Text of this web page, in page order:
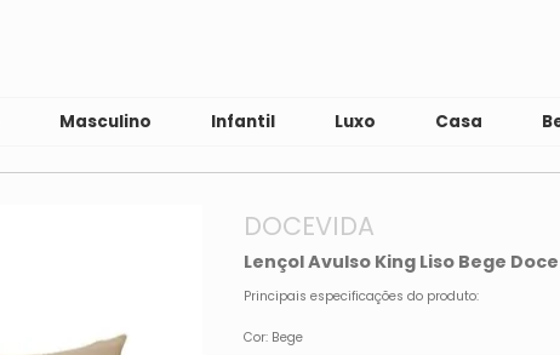
Masculino Infantil Luxo Casa
DOCEVIDA
Lençol Avulso King Liso Bege
Principais especificações do produto:
Cor: Bege